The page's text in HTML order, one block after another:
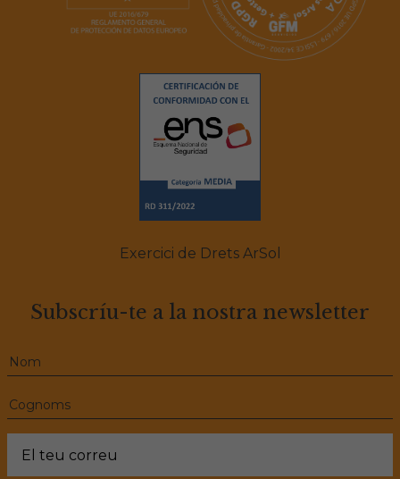
Exercici de Drets ArSol
Subscríu-te a la nostra newsletter